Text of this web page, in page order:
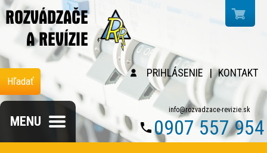
PRIHLÁSENIE | KONTAKT
Hľadať
info@rozvadzace-revizie.sk
0907 557 954
MENU